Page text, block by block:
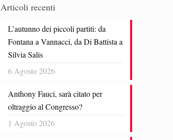
Articoli recenti
L’autunno dei piccoli partiti: da
Fontana a Vannacci, da Di Battista a
Silvia Salis
6 Agosto 2026
Anthony Fauci, sarà citato per
oltraggio al Congresso?
1 Agosto 2026